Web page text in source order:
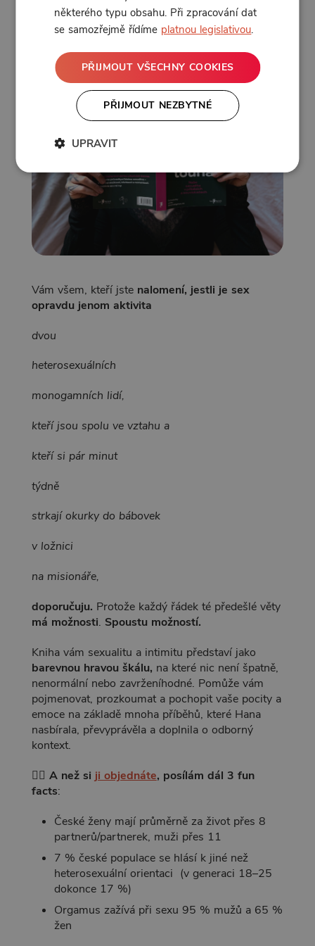
který jsem s ní strávila, mě budeobohacovat
ještě několik let.
Vám všem, kteří jste nalomení, jestli je sex
opravdu jenom aktivita
dvou
heterosexuálních
monogamních lidí,
kteří jsou spolu ve vztahu a
kteří si pár minut
týdně
strkají okurky do bábovek
v ložnici
na misionáře,
doporučuju. Protože každý řádek té předešlé věty
má možnosti. Spoustu možností.
Kniha vám sexualitu a intimitu představí jako
barevnou hravou škálu, na které nic není špatně,
nenormální nebo zavrženíhodné. Pomůže vám
pojmenovat, prozkoumat a pochopit vaše pocity a
emoce na základě mnoha příběhů, které Hana
nasbírala, převyprávěla a doplnila o odborný
kontext.
❤️‍🔥 A než si ji objednáte, posílám dál 3 fun
facts:
České ženy mají průměrně za život přes 8
partnerů/partnerek, muži přes 11
7 % české populace se hlásí k jiné než
heterosexuální orientaci (v generaci 18–25
dokonce 17 %)
Orgamus zažívá při sexu 95 % mužů a 65 %
žen
některého typu obsahu. Při zpracování dat
se samozřejmě řídíme platnou legislativou.
PŘIJMOUT VŠECHNY COOKIES
PŘIJMOUT NEZBYTNÉ
UPRAVIT